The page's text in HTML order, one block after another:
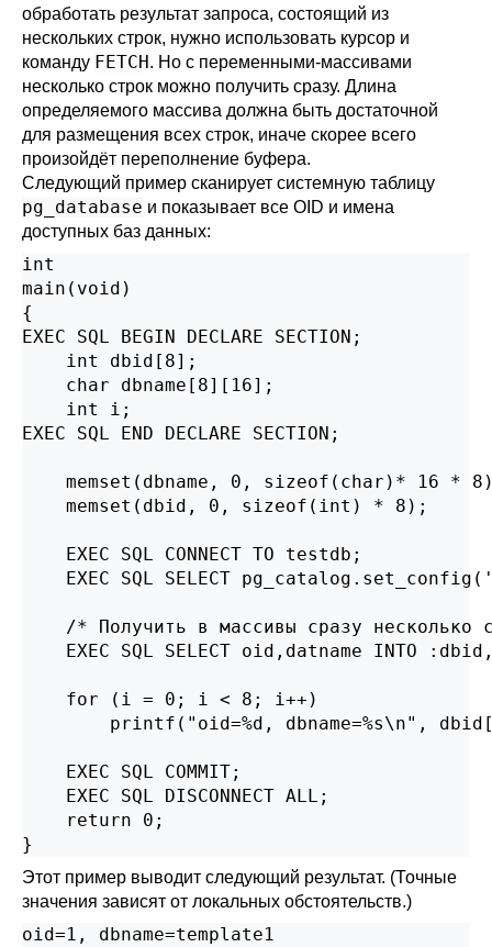
обработать результат запроса, состоящий из
нескольких строк, нужно использовать курсор и
команду FETCH. Но с переменными-массивами
несколько строк можно получить сразу. Длина
определяемого массива должна быть достаточной
для размещения всех строк, иначе скорее всего
произойдёт переполнение буфера.
Следующий пример сканирует системную таблицу
pg_database и показывает все OID и имена
доступных баз данных:
int
main(void)
{
EXEC SQL BEGIN DECLARE SECTION;
    int dbid[8];
    char dbname[8][16];
    int i;
EXEC SQL END DECLARE SECTION;
memset(dbname, 0, sizeof(char)* 16 *
    memset(dbid, 0, sizeof(int) * 8);
    EXEC SQL CONNECT TO testdb;
EXEC SQL SELECT
/* Получить в массивы сразу несколько
EXEC SQL SELECT oid,datname INTO
    for (i = 0; i < 8; i++)
printf("oid=%d, dbname=%s\n",
    EXEC SQL COMMIT;
    EXEC SQL DISCONNECT ALL;
    return 0;
}
Этот пример выводит следующий результат. (Точные
значения зависят от локальных обстоятельств.)
oid=1, dbname=template1